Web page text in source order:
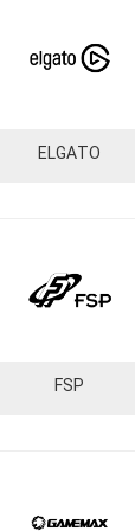
ELGATO
FSP